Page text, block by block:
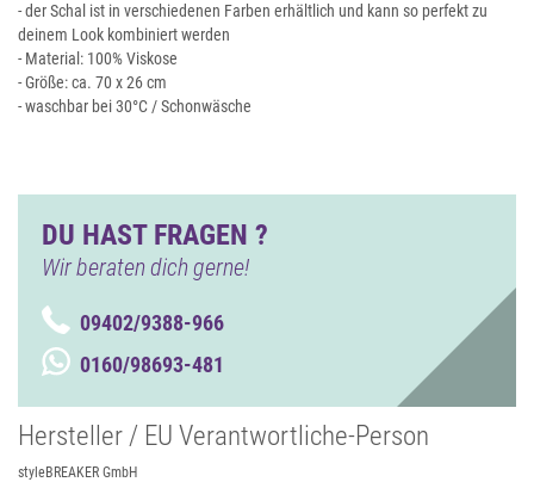
- der Schal ist in verschiedenen Farben erhältlich und kann so perfekt zu
deinem Look kombiniert werden
- Material: 100% Viskose
- Größe: ca. 70 x 26 cm
- waschbar bei 30°C / Schonwäsche
DU HAST FRAGEN ?
Wir beraten dich gerne!
09402/9388-966
0160/98693-481
Hersteller / EU Verantwortliche-Person
styleBREAKER GmbH